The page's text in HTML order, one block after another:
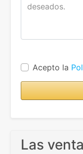
Acepto la
Las